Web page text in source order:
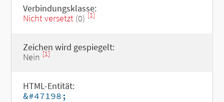
Verbindungsklasse:
Nicht versetzt(0) [1]
Zeichen wird gespiegelt:
Nein [1]
HTML-Entität:
&#47198;